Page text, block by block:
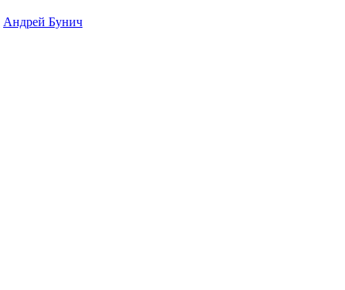
Андрей Бунич